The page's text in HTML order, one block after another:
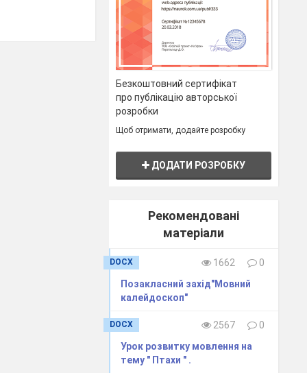
Безкоштовний сертифікат
про публікацію авторської
розробки
Щоб отримати, додайте розробку
ДОДАТИ РОЗРОБКУ
Рекомендовані
матеріали
DOCX 1662
0
Позакласний захід"Мовний
калейдоскоп"
DOCX 2567
0
Урок розвитку мовлення на
тему " Птахи " .